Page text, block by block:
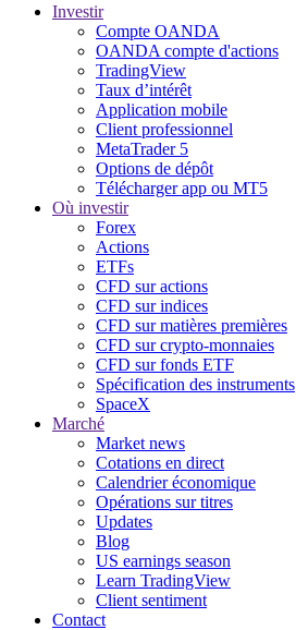
Investir
Compte OANDA
OANDA compte d'actions
TradingView
Taux d’intérêt
Application mobile
Client professionnel
MetaTrader 5
Options de dépôt
Télécharger app ou MT5
Où investir
Forex
Actions
ETFs
CFD sur actions
CFD sur indices
CFD sur matières premières
CFD sur crypto-monnaies
CFD sur fonds ETF
Spécification des instruments
SpaceX
Marché
Market news
Cotations en direct
Calendrier économique
Opérations sur titres
Updates
Blog
US earnings season
Learn TradingView
Client sentiment
Contact